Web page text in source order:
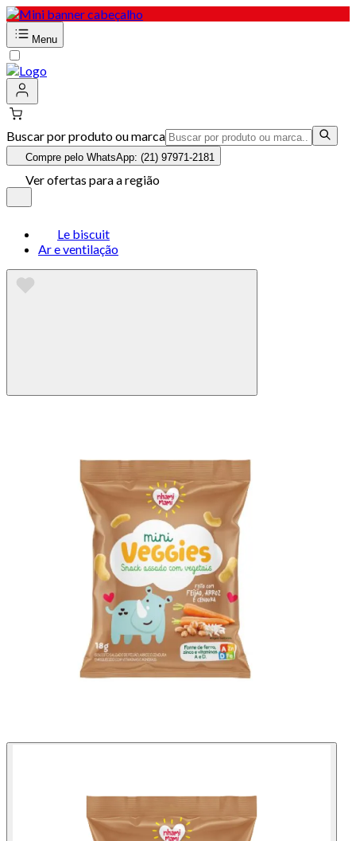
Menu
Buscar por produto ou marca
Compre pelo WhatsApp: (21) 97971-2181
Ver ofertas para a região
Le biscuit
Ar e ventilação